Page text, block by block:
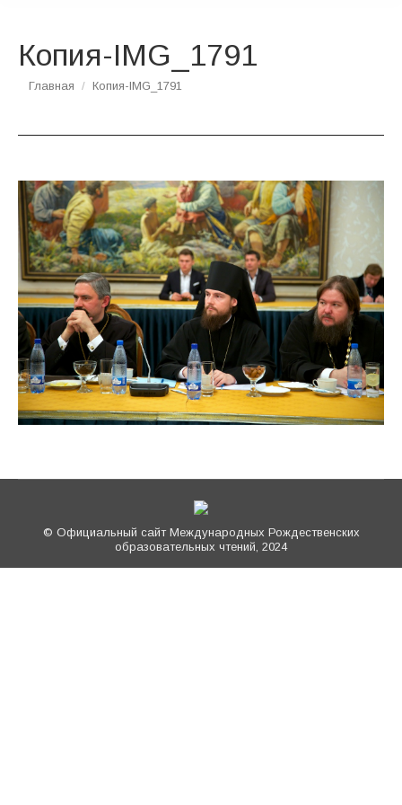
Копия-IMG_1791
Вы здесь:
Главная Копия-IMG_1791
© Официальный сайт Международных Рождественских
образовательных чтений, 2024